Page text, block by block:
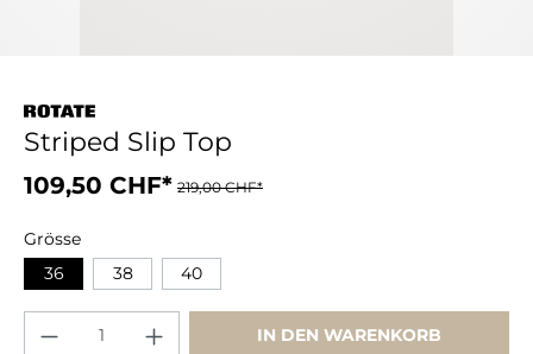
Striped Slip Top
109,50 CHF* 219,00 CHF*
Grösse
36
38 40
IN DEN WARENKORB